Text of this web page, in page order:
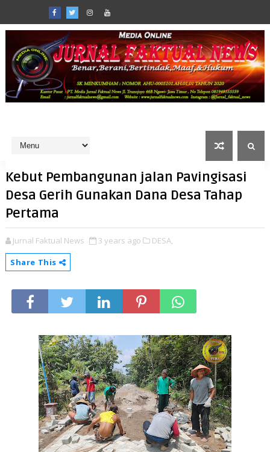
Kebut Pembangunan jalan Pavingisasi
Desa Gerih Gunakan Dana Desa Tahap
Pertama
Jurnal Faktual News 3 years ago
DESA,
Share This